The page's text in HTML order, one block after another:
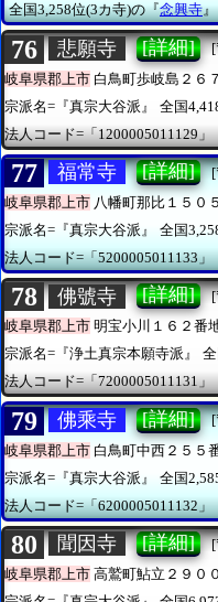
全国3,258位(3カ寺)の『念興寺
76 悲願寺 [詳細]
[
岐阜県郡上市 白鳥町歩岐島２６
宗派名=『真宗大谷派』
全国
法人コード=「1200005011129」
77 福常寺 [詳細]
[
岐阜県郡上市 八幡町那比１５０
宗派名=『真宗大谷派』
全国
法人コード=「5200005011133」
78 佛號寺 [詳細]
[
岐阜県郡上市 明宝小川１６２番
宗派名=『浄土真宗本願寺派』
法人コード=「7200005011131」
79 佛乘寺 [詳細]
[
岐阜県郡上市 白鳥町中西２５５
宗派名=『真宗大谷派』
全国
法人コード=「6200005011132」
80 聞因寺 [詳細]
[
岐阜県郡上市 高鷲町鮎立２９０